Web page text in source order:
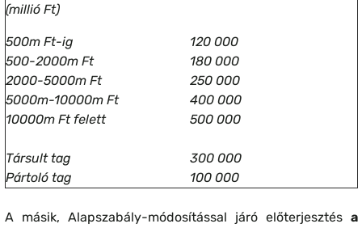
(millió Ft)
500m Ft-ig
120 000
500-2000m Ft
180 000
2000-5000m Ft
250 000
5000m-10000m Ft
400 000
10000m Ft felett
500 000
Társult tag
300 000
Pártoló tag
100 000
A másik, Alapszabály-módosítással járó előterjesztés a